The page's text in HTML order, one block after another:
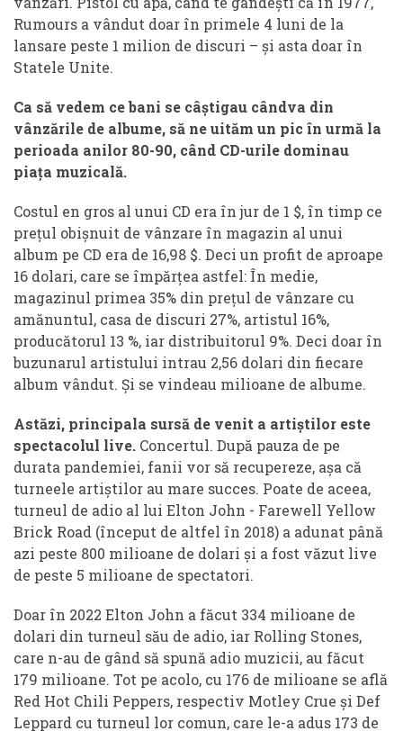
Rumours a vândut doar în primele 4 luni de la
lansare peste 1 milion de discuri – și asta doar în
Statele Unite.
Ca să vedem ce bani se câștigau cândva din
vânzările de albume, să ne uităm un pic în urmă la
perioada anilor 80-90, când CD-urile dominau
piața muzicală.
Costul en gros al unui CD era în jur de 1 $, în timp ce
prețul obișnuit de vânzare în magazin al unui
album pe CD era de 16,98 $. Deci un profit de aproape
16 dolari, care se împărțea astfel: În medie,
magazinul primea 35% din prețul de vânzare cu
amănuntul, casa de discuri 27%, artistul 16%,
producătorul 13 %, iar distribuitorul 9%. Deci doar în
buzunarul artistului intrau 2,56 dolari din fiecare
album vândut. Și se vindeau milioane de albume.
Astăzi, principala sursă de venit a artiștilor este
spectacolul live. Concertul. După pauza de pe
durata pandemiei, fanii vor să recupereze, așa că
turneele artiștilor au mare succes. Poate de aceea,
turneul de adio al lui Elton John - Farewell Yellow
Brick Road (început de altfel în 2018) a adunat până
azi peste 800 milioane de dolari și a fost văzut live
de peste 5 milioane de spectatori.
Doar în 2022 Elton John a făcut 334 milioane de
dolari din turneul său de adio, iar Rolling Stones,
care n-au de gând să spună adio muzicii, au făcut
179 milioane. Tot pe acolo, cu 176 de milioane se află
Red Hot Chili Peppers, respectiv Motley Crue și Def
Leppard cu turneul lor comun, care le-a adus 173 de